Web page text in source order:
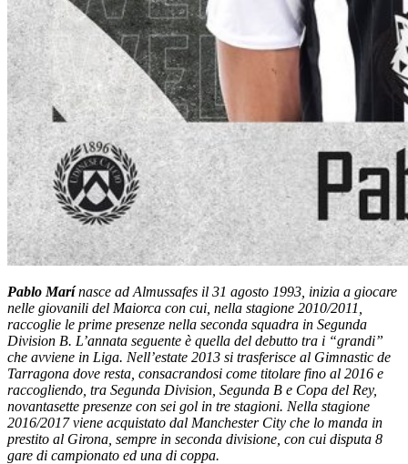
Pablo Marínasce ad Almussafes il 31 agosto 1993, inizia a giocare
nelle giovanili del Maiorca con cui, nella stagione 2010/2011,
raccoglie le prime presenze nella seconda squadra in Segunda
Division B. L’annata seguente è quella del debutto tra i “grandi”
che avviene in Liga. Nell’estate 2013 si trasferisce al Gimnastic de
Tarragona dove resta, consacrandosi come titolare fino al 2016 e
raccogliendo, tra Segunda Division, Segunda B e Copa del Rey,
novantasette presenze con sei gol in tre stagioni. Nella stagione
2016/2017 viene acquistato dal Manchester City che lo manda in
prestito al Girona, sempre in seconda divisione, con cui disputa 8
gare di campionato ed una di coppa.